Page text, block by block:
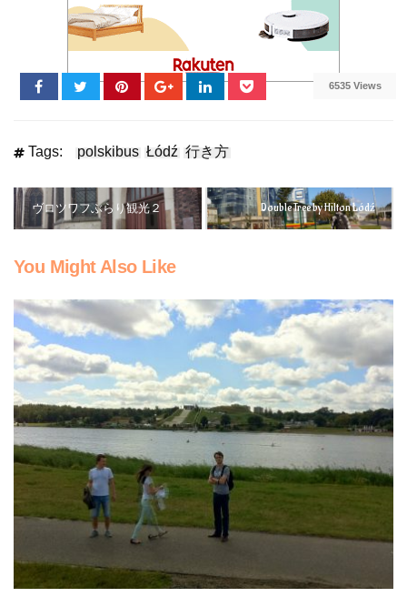
6535 Views
Tags: polskibus Łódź 行き方
ヴロツワフぶらり観光２ Double Tree by Hilton Łódź
You Might Also Like